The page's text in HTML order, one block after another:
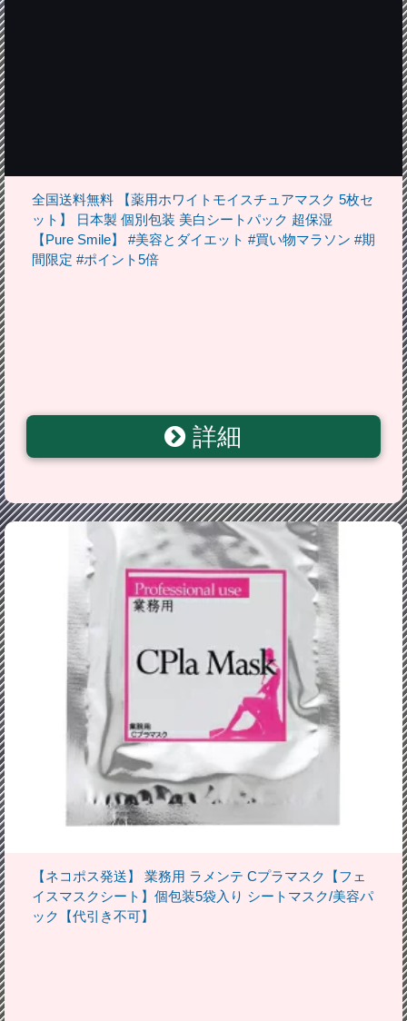
全国送料無料 【薬用ホワイトモイスチュアマスク 5枚セ
ット】 日本製 個別包装 美白シートパック 超保湿
【Pure Smile】 #美容とダイエット #買い物マラソン #期
間限定 #ポイント5倍
詳細
【ネコポス発送】 業務用 ラメンテ Cプラマスク【フェ
イスマスクシート】個包装5袋入り シートマスク/美容パ
ック【代引き不可】